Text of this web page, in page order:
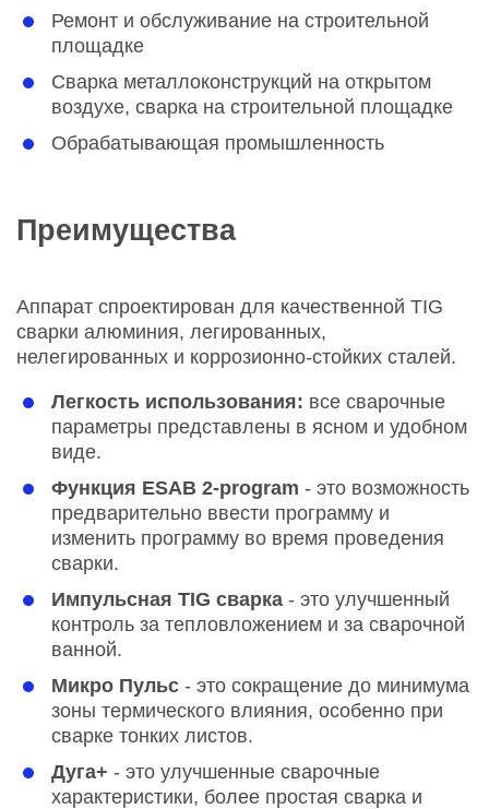
Ремонт и обслуживание на строительной
площадке
Сварка металлоконструкций на открытом
воздухе, сварка на строительной площадке
Обрабатывающая промышленность
Преимущества
Аппарат спроектирован для качественной TIG
сварки алюминия, легированных,
нелегированных и коррозионно-стойких сталей.
Легкость использования: все сварочные
параметры представлены в ясном и удобном
виде.
Функция ESAB 2-program - это возможность
предварительно ввести программу и
изменить программу во время проведения
сварки.
Импульсная TIG сварка - это улучшенный
контроль за тепловложением и за сварочной
ванной.
Микро Пульс - это сокращение до минимума
зоны термического влияния, особенно при
сварке тонких листов.
Дуга+ - это улучшенные сварочные
характеристики, более простая сварка и